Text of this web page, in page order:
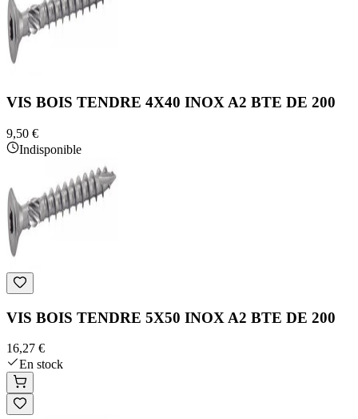
VIS BOIS TENDRE 4X40 INOX A2 BTE DE 200
9,50 €
Indisponible
VIS BOIS TENDRE 5X50 INOX A2 BTE DE 200
16,27 €
En stock